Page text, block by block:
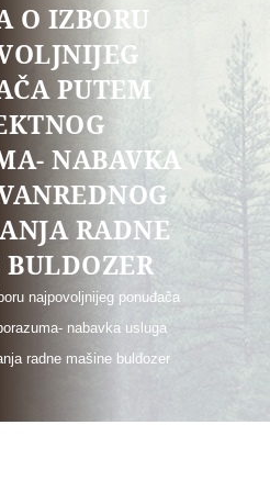
O IZBORU
PUTEM
NABAVKA
RADNE
najpovoljnijeg ponuđača
nabavka usluga
radne mašine buldozer